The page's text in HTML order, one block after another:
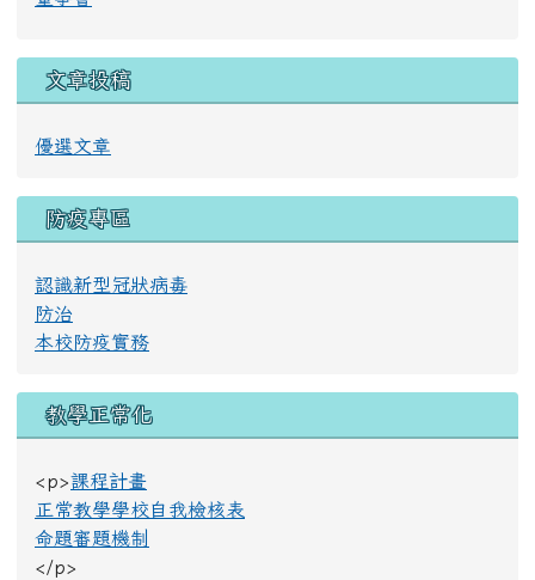
文章投稿
優選文章
防疫專區
認識新型冠狀病毒
防治
本校防疫實務
教學正常化
<p>課程計畫
正常教學學校自我檢核表
命題審題機制
</p>